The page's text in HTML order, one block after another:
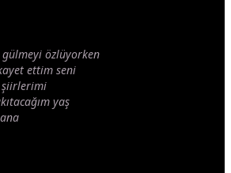
gülmeyi özlüyorken
ettim seni
şiirlerimi
yaş